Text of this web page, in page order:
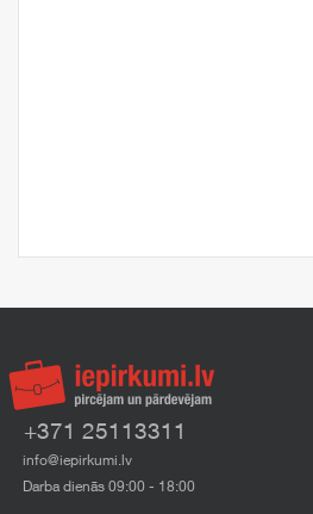
+371 25113311
info@iepirkumi.lv
Darba dienās 09:00 - 18:00